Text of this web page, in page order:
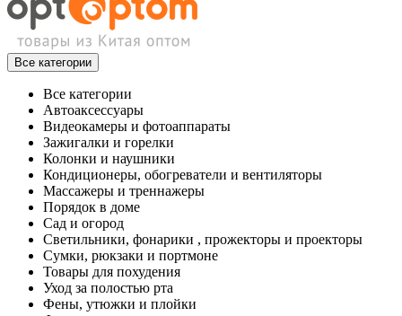
Все категории
Все категории
Автоаксессуары
Видеокамеры и фотоаппараты
Зажигалки и горелки
Колонки и наушники
Кондиционеры, обогреватели и вентиляторы
Массажеры и треннажеры
Порядок в доме
Сад и огород
Светильники, фонарики , прожекторы и проекторы
Сумки, рюкзаки и портмоне
Товары для похудения
Уход за полостью рта
Фены, утюжки и плойки